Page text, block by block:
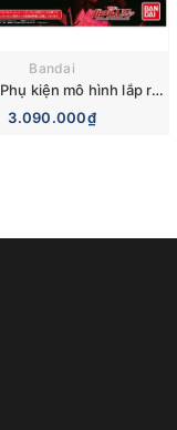
Bandai
[Bandai] Phụ kiện mô hình lắp ráp Gundam UC (Unicorn) LED Unit for PG Unicorn Gundam/PG Banshee Norn
3.090.000₫